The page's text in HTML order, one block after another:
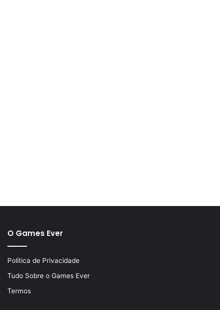
O Games Ever
Política de Privacidade
Tudo Sobre o Games Ever
Termos